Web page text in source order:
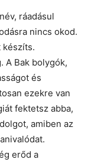
ráadásul
nincs okod.
készíts.
A Bak bolygók,
és
ezekre van
fektetsz abba,
amiben az
erőd a